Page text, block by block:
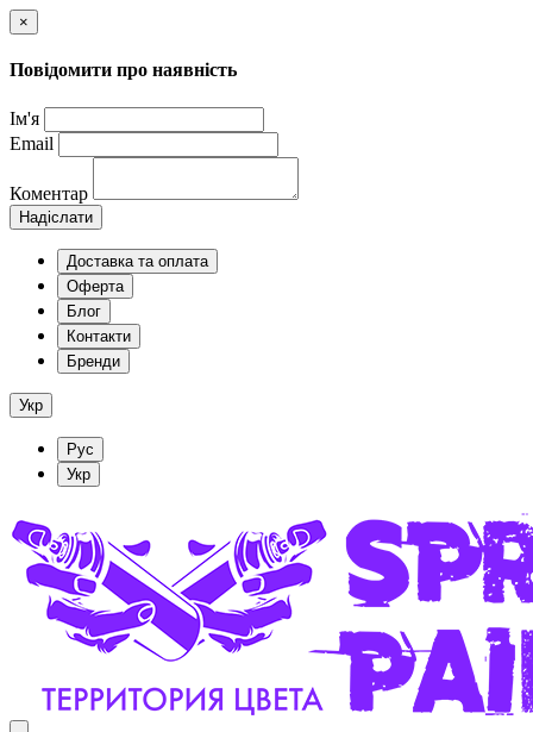
×
Повідомити про наявність
Ім'я
Email
Коментар
Надіслати
Доставка та оплата
Оферта
Блог
Контакти
Бренди
Укр
Рус
Укр